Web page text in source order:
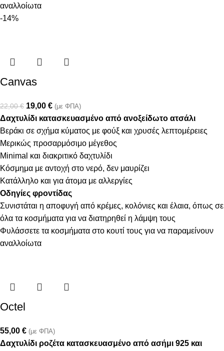
αναλλοίωτα
-14%
Canvas
22,00€ 19,00 € (με ΦΠΑ)
Δαχτυλίδι κατασκευασμένο από ανοξείδωτο ατσάλι
Βεράκι σε σχήμα κύματος με φούξ και χρυσές λεπτομέρειες
Μερικώς προσαρμόσιμο μέγεθος
Minimal και διακριτικό δαχτυλίδι
Κόσμημα με αντοχή στο νερό, δεν μαυρίζει
Κατάλληλο και για άτομα με αλλεργίες
Οδηγίες φροντίδας
Συνιστάται η αποφυγή από κρέμες, κολόνιες και έλαια, όπως σε
όλα τα κοσμήματα για να διατηρηθεί η λάμψη τους
Φυλάσσετε τα κοσμήματα στο κουτί τους για να παραμείνουν
αναλλοίωτα
Octel
55,00 € (με ΦΠΑ)
Δαχτυλίδι ροζέτα κατασκευασμένο από ασήμι 925 και